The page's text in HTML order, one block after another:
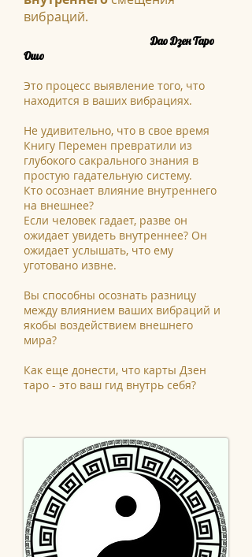
вибраций.
Дао Дзен Таро
Ошо
Это процесс выявление того, что
находится в ваших вибрациях.
Не удивительно, что в свое время
Книгу Перемен превратили из
глубокого сакрального знания в
простую гадательную систему.
Кто осознает влияние внутреннего
на внешнее?
Если человек гадает, разве он
ожидает увидеть внутреннее? Он
ожидает услышать, что ему
уготовано извне.
Вы способны осознать разницу
между влиянием ваших вибраций и
якобы воздействием внешнего
мира?
Как еще донести, что карты Дзен
таро - это ваш гид внутрь себя?